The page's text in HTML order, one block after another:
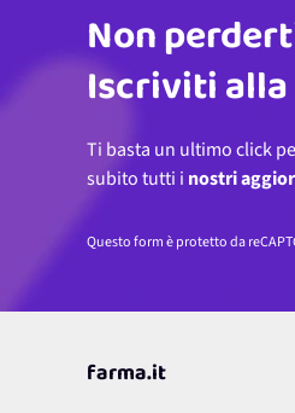
Indirizzo email
Non
Iscriviti
Ti basta un ultimo click
subito tutti i nostri
Questo form è protetto da
farma.it